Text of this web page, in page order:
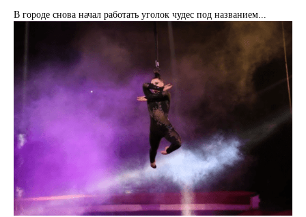
В городе снова начал работать уголок чудес под названием...